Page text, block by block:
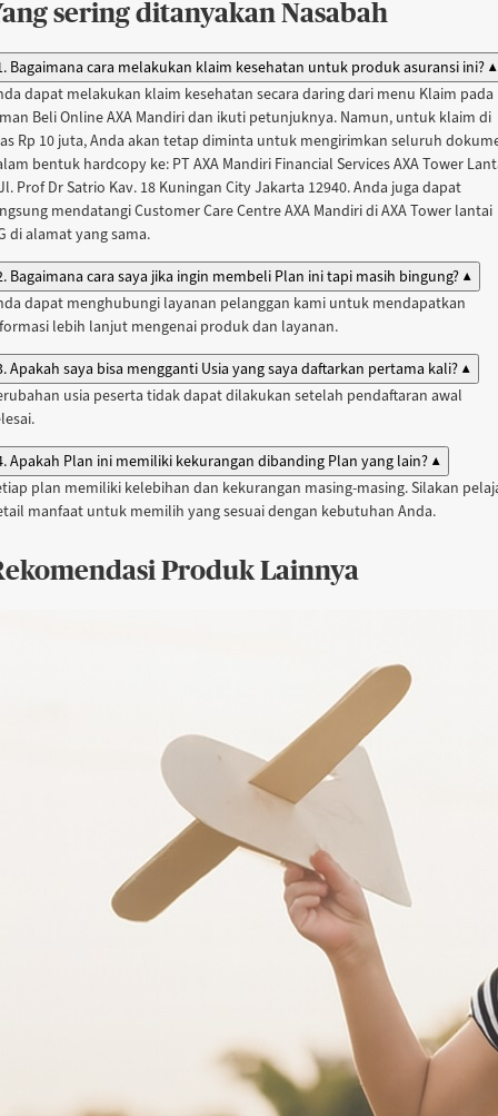
sering ditanyakan Nasabah
Bagaimana cara melakukan klaim kesehatan untuk produk asuransi ini? ▲
dapat melakukan klaim kesehatan secara daring dari menu Klaim pada
Beli Online AXA Mandiri dan ikuti petunjuknya. Namun, untuk klaim di
Rp 10 juta, Anda akan tetap diminta untuk mengirimkan seluruh
bentuk hardcopy ke: PT AXA Mandiri Financial Services AXA Tower
Prof Dr Satrio Kav. 18 Kuningan City Jakarta 12940. Anda juga dapat
mendatangi Customer Care Centre AXA Mandiri di AXA Tower lantai
di alamat yang sama.
Bagaimana cara saya jika ingin membeli Plan ini tapi masih bingung? ▲
dapat menghubungi layanan pelanggan kami untuk mendapatkan
lebih lanjut mengenai produk dan layanan.
Apakah saya bisa mengganti Usia yang saya daftarkan pertama kali? ▲
usia peserta tidak dapat dilakukan setelah pendaftaran awal
Apakah Plan ini memiliki kekurangan dibanding Plan yang lain? ▲
plan memiliki kelebihan dan kekurangan masing-masing. Silakan
manfaat untuk memilih yang sesuai dengan kebutuhan Anda.
Produk Lainnya